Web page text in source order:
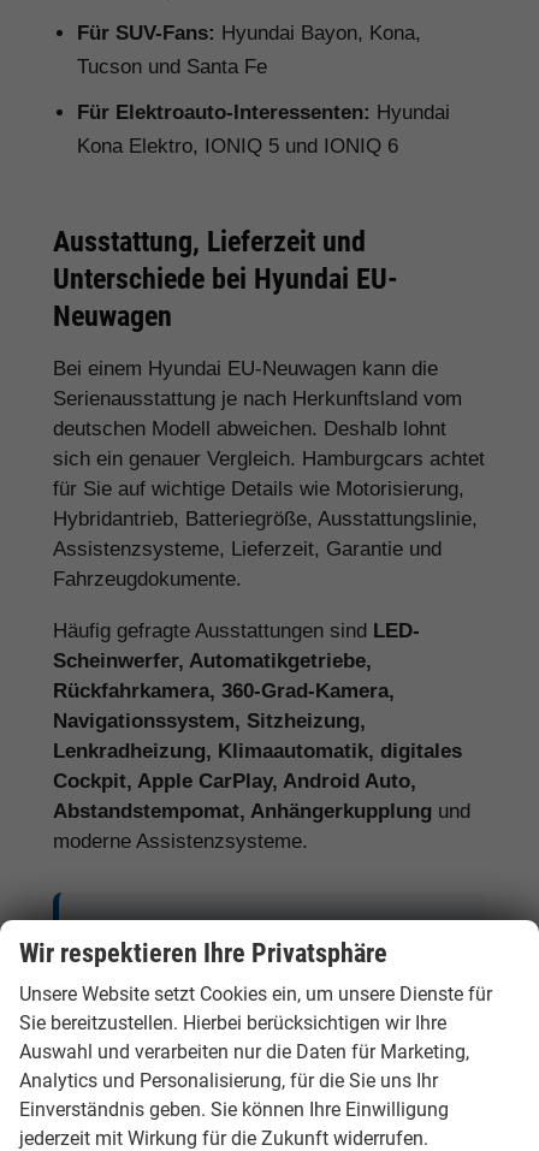
Für SUV-Fans: Hyundai Bayon, Kona,
Tucson und Santa Fe
Für Elektroauto-Interessenten: Hyundai
Kona Elektro, IONIQ 5 und IONIQ 6
Ausstattung, Lieferzeit und
Unterschiede bei Hyundai EU-
Neuwagen
Bei einem Hyundai EU-Neuwagen kann die
Serienausstattung je nach Herkunftsland vom
deutschen Modell abweichen. Deshalb lohnt
sich ein genauer Vergleich. Hamburgcars achtet
für Sie auf wichtige Details wie Motorisierung,
Hybridantrieb, Batteriegröße, Ausstattungslinie,
Assistenzsysteme, Lieferzeit, Garantie und
Fahrzeugdokumente.
Häufig gefragte Ausstattungen sind LED-
Scheinwerfer, Automatikgetriebe,
Rückfahrkamera, 360-Grad-Kamera,
Navigationssystem, Sitzheizung,
Lenkradheizung, Klimaautomatik, digitales
Cockpit, Apple CarPlay, Android Auto,
Abstandstempomat, Anhängerkupplung und
moderne Assistenzsysteme.
Neuwagen nicht nur den Kaufpreis,
sondern auch Ausstattung, Lieferzeit,
Garantieumfang und mögliche
Zusatzkosten. So erkennen Sie den
tatsächlichen Preisvorteil.
Wir respektieren Ihre Privatsphäre
Unsere Website setzt Cookies ein, um unsere Dienste für
Sie bereitzustellen. Hierbei berücksichtigen wir Ihre
Auswahl und verarbeiten nur die Daten für Marketing,
Analytics und Personalisierung, für die Sie uns Ihr
Einverständnis geben. Sie können Ihre Einwilligung
jederzeit mit Wirkung für die Zukunft widerrufen.